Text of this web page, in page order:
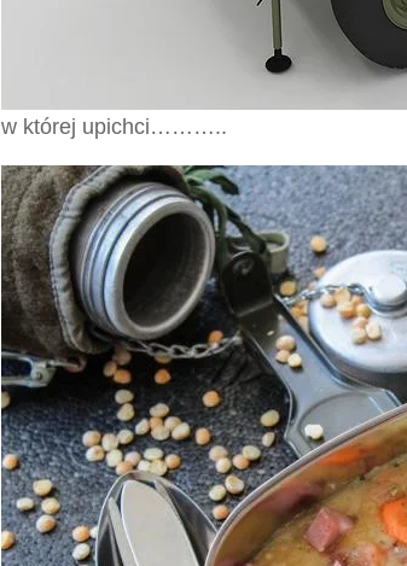
w której upichci………..